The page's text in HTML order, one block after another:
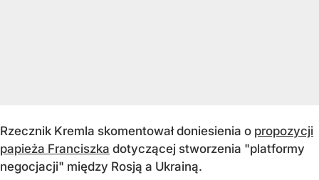
Rzecznik Kremla skomentował doniesienia o propozycji
papieża Franciszka dotyczącej stworzenia "platformy
negocjacji" między Rosją a Ukrainą.